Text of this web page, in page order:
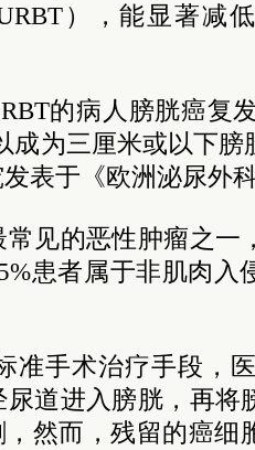
），能显著减
的病人膀胱癌复
成为三厘米或以下
表于《欧洲泌尿外
见的恶性肿瘤之一
患者属于非肌肉入
准手术治疗手段，
道进入膀胱，再将
然而，残留的癌细